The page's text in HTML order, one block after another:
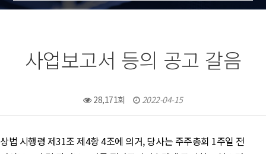
사업보고서 등의 공고 갈음
28,171회 2022-04-15
상법 시행령 제31조 제4항 4조에 의거, 당사는 주주총회 1주일 전